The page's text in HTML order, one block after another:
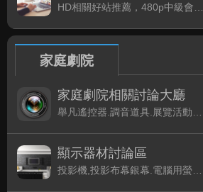
HD相關好站推薦，480p中級會員以上限定
家庭劇院
家庭劇院相關討論大廳
顯示器材討論區